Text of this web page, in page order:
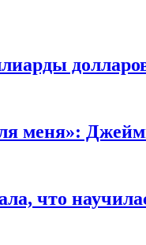
меня»:
что